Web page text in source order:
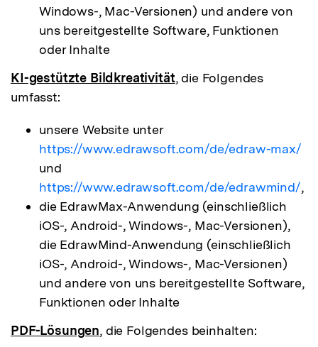
Windows-, Mac-Versionen) und andere von
uns bereitgestellte Software, Funktionen
oder Inhalte
KI-gestützte Bildkreativität, die Folgendes
umfasst:
unsere Website unter
https://www.edrawsoft.com/de/edraw-max/
und
https://www.edrawsoft.com/de/edrawmind/,
die EdrawMax-Anwendung (einschließlich
iOS-, Android-, Windows-, Mac-Versionen),
die EdrawMind-Anwendung (einschließlich
iOS-, Android-, Windows-, Mac-Versionen)
und andere von uns bereitgestellte Software,
Funktionen oder Inhalte
PDF-Lösungen, die Folgendes beinhalten: